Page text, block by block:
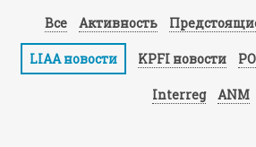
Все Активность
LIAA новости KPFI новости
Interreg ANM